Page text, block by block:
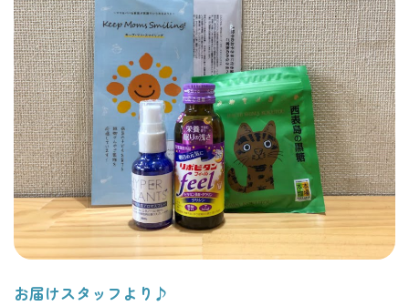
お届けスタッフより♪